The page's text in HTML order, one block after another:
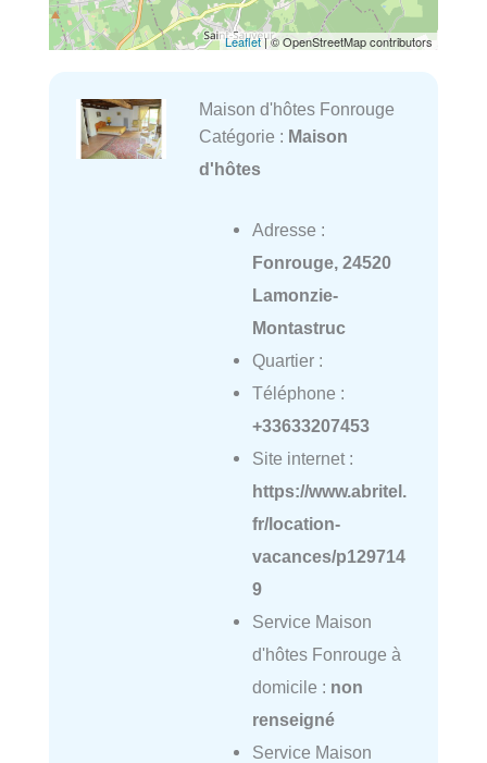
Leaflet| © OpenStreetMap contributors
Maison d'hôtes Fonrouge
Catégorie : Maison
d'hôtes
Adresse :
Fonrouge, 24520
Lamonzie-
Montastruc
Quartier :
Téléphone :
+33633207453
Site internet :
https://www.abritel.
fr/location-
vacances/p129714
9
Service Maison
d'hôtes Fonrouge à
domicile : non
renseigné
Service Maison